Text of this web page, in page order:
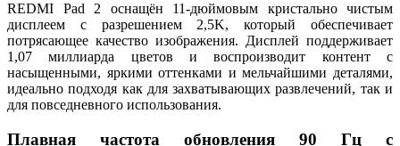
REDMI Pad 2 оснащён 11-дюймовым кристально чистым
дисплеем с разрешением 2,5K, который обеспечивает
потрясающее качество изображения. Дисплей поддерживает
1,07 миллиарда цветов и воспроизводит контент с
насыщенными, яркими оттенками и мельчайшими деталями,
идеально подходя как для захватывающих развлечений, так и
для повседневного использования.
Плавная частота обновления 90 Гц с